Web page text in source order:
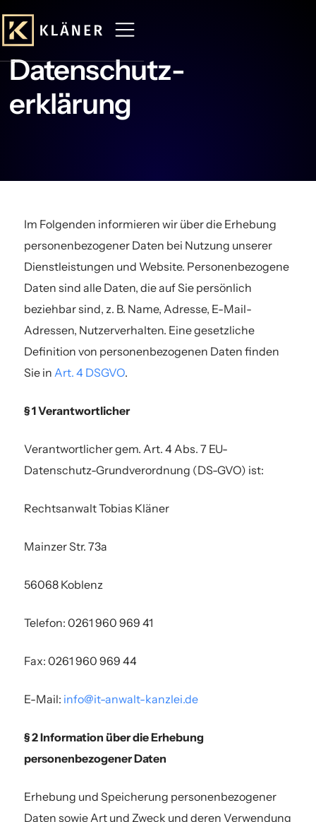
Datenschutz­
erklärung
Im Folgenden informieren wir über die Erhebung
personenbezogener Daten bei Nutzung unserer
Dienstleistungen und Website. Personenbezogene
Daten sind alle Daten, die auf Sie persönlich
beziehbar sind, z. B. Name, Adresse, E-Mail-
Adressen, Nutzerverhalten. Eine gesetzliche
Definition von personenbezogenen Daten finden
Sie inArt. 4 DSGVO.
§ 1 Verantwortlicher
Verantwortlicher gem. Art. 4 Abs. 7 EU-
Datenschutz-Grundverordnung (DS-GVO) ist:
Rechtsanwalt Tobias Kläner
Mainzer Str. 73a
56068 Koblenz
Telefon: 0261 960 969 41
Fax: 0261 960 969 44
E-Mail: info@it-anwalt-kanzlei.de
§ 2 Information über die Erhebung
personenbezogener Daten
Erhebung und Speicherung personenbezogener
Daten sowie Art und Zweck und deren Verwendung